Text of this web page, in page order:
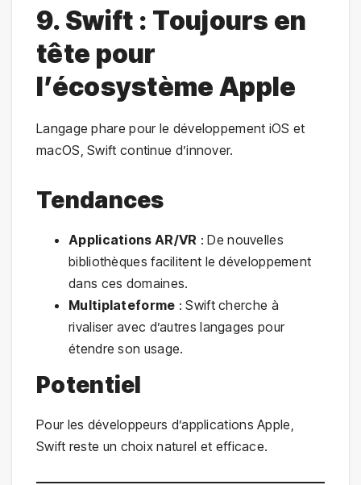
9. Swift : Toujours en
tête pour
l’écosystème Apple
Langage phare pour le développement iOS et
macOS, Swift continue d’innover.
Tendances
Applications AR/VR : De nouvelles
bibliothèques facilitent le développement
dans ces domaines.
Multiplateforme : Swift cherche à
rivaliser avec d’autres langages pour
étendre son usage.
Potentiel
Pour les développeurs d’applications Apple,
Swift reste un choix naturel et efficace.